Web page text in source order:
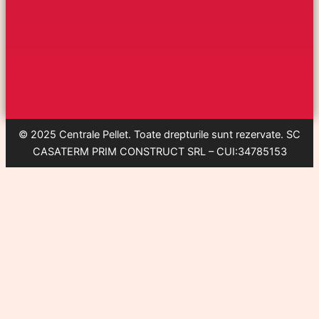
© 2025 Centrale Pellet. Toate drepturile sunt rezervate. SC
CASATERM PRIM CONSTRUCT SRL – CUI:34785153